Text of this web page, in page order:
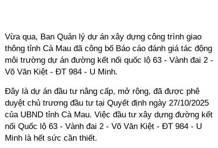
Vừa qua, Ban Quản lý dự án xây dựng công trình giao
thông tỉnh Cà Mau đã công bố Báo cáo đánh giá tác động
môi trường dự án đường kết nối quốc lộ 63 - Vành đai 2 -
Võ Văn Kiệt - ĐT 984 - U Minh.
Đây là dự án đầu tư nâng cấp, mở rộng, đã được phê
duyệt chủ trương đầu tư tại Quyết định ngày 27/10/2025
của UBND tỉnh Cà Mau. Việc đầu tư xây dựng đường kết
nối Quốc lộ 63 - Vành đai 2 - Võ Văn Kiệt - ĐT 984 - U
Minh là hết sức cần thiết.